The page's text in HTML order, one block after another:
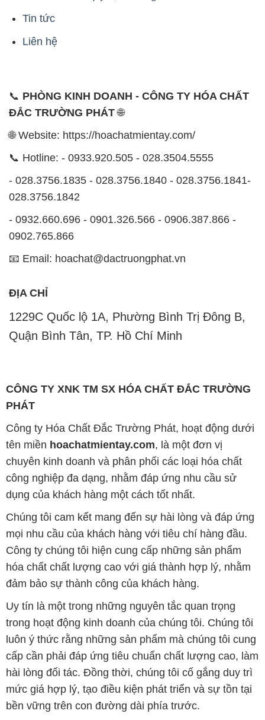
📞
PHÒNG KINH DOANH - CÔNG TY HÓA CHẤT
ĐẮC TRƯỜNG PHÁT
- 028.3756.1835 - 028.3756.1840 - 028.3756.1841-
0902.765.866
📧 Email: hoachat@dactruongphat.vn
ĐỊA CHỈ
1229C Quốc lộ 1A, Phường Bình Trị Đông B,
Quận Bình Tân, TP. Hồ Chí Minh
CÔNG TY XNK TM SX HÓA CHẤT ĐẮC TRƯỜNG
PHÁT
chuyên kinh doanh và phân phối các loại hóa chất
công nghiệp đa dạng, nhằm đáp ứng nhu cầu sử
dụng của khách hàng một cách tốt nhất.
Chúng tôi cam kết mang đến sự hài lòng và đáp ứng
mọi nhu cầu của khách hàng với tiêu chí hàng đầu.
Công ty chúng tôi hiện cung cấp những sản phẩm
hóa chất chất lượng cao với giá thành hợp lý, nhằm
đảm bảo sự thành công của khách hàng.
Uy tín là một trong những nguyên tắc quan trọng
trong hoạt động kinh doanh của chúng tôi. Chúng tôi
luôn ý thức rằng những sản phẩm mà chúng tôi cung
cấp cần phải đáp ứng tiêu chuẩn chất lượng cao, làm
hài lòng đối tác. Đồng thời, chúng tôi cố gắng duy trì
mức giá hợp lý, tạo điều kiện phát triển và sự tồn tại
bền vững trên con đường dài phía trước.
Công ty Hóa Chất Đắc Trường Phát có khả năng đáp
ứng đa dạng các nhu cầu về hóa chất, phục vụ cho
tất cả các ngành nghề và lĩnh vực sản xuất khác
nhau tại TP. Hồ Chí Minh. Sứ mệnh của chúng tôi là